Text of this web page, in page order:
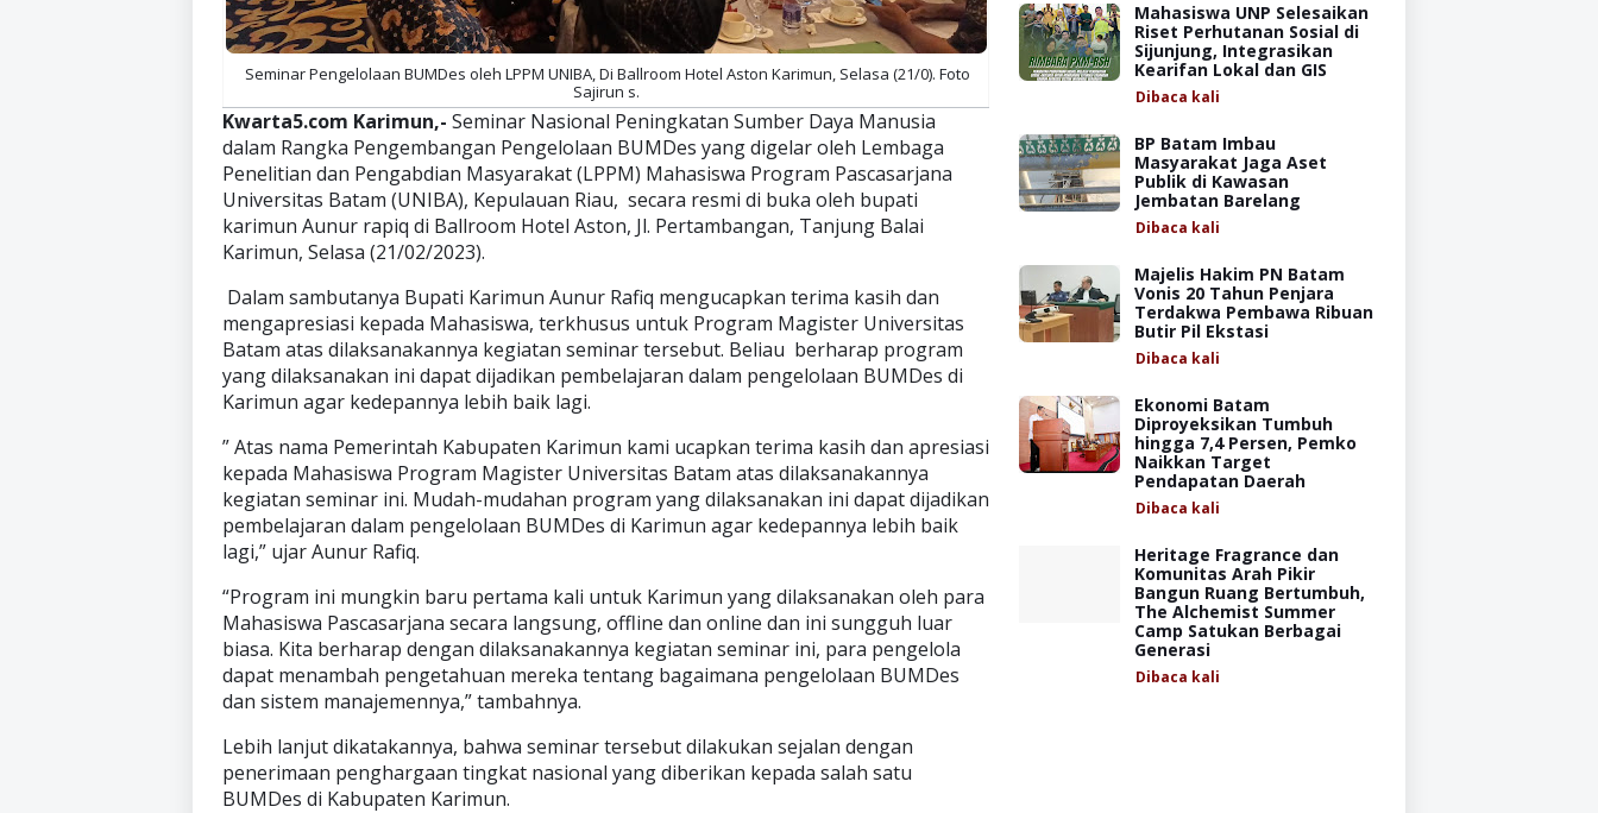
Seminar Pengelolaan BUMDes oleh LPPM UNIBA, Di Ballroom Hotel Aston Karimun, Selasa (21/0). Foto
Sajirun s.
Kwarta5.com Karimun,- Seminar Nasional Peningkatan Sumber Daya Manusia
dalam Rangka Pengembangan Pengelolaan BUMDes yang digelar oleh Lembaga
Penelitian dan Pengabdian Masyarakat (LPPM) Mahasiswa Program Pascasarjana
Universitas Batam (UNIBA), Kepulauan Riau, secara resmi di buka oleh bupati
karimun Aunur rapiq di Ballroom Hotel Aston, Jl. Pertambangan, Tanjung Balai
Karimun, Selasa (21/02/2023).
Dalam sambutanya Bupati Karimun Aunur Rafiq mengucapkan terima kasih dan
mengapresiasi kepada Mahasiswa, terkhusus untuk Program Magister Universitas
Batam atas dilaksanakannya kegiatan seminar tersebut. Beliau berharap program
yang dilaksanakan ini dapat dijadikan pembelajaran dalam pengelolaan BUMDes di
Karimun agar kedepannya lebih baik lagi.
” Atas nama Pemerintah Kabupaten Karimun kami ucapkan terima kasih dan apresiasi
kepada Mahasiswa Program Magister Universitas Batam atas dilaksanakannya
kegiatan seminar ini. Mudah-mudahan program yang dilaksanakan ini dapat dijadikan
pembelajaran dalam pengelolaan BUMDes di Karimun agar kedepannya lebih baik
lagi,” ujar Aunur Rafiq.
“Program ini mungkin baru pertama kali untuk Karimun yang dilaksanakan oleh para
Mahasiswa Pascasarjana secara langsung, offline dan online dan ini sungguh luar
biasa. Kita berharap dengan dilaksanakannya kegiatan seminar ini, para pengelola
dapat menambah pengetahuan mereka tentang bagaimana pengelolaan BUMDes
dan sistem manajemennya,” tambahnya.
Lebih lanjut dikatakannya, bahwa seminar tersebut dilakukan sejalan dengan
penerimaan penghargaan tingkat nasional yang diberikan kepada salah satu
BUMDes di Kabupaten Karimun.
Mahasiswa UNP Selesaikan
Riset Perhutanan Sosial di
Sijunjung, Integrasikan
Kearifan Lokal dan GIS
Dibaca kali
BP Batam Imbau
Masyarakat Jaga Aset
Publik di Kawasan
Jembatan Barelang
Dibaca kali
Majelis Hakim PN Batam
Vonis 20 Tahun Penjara
Terdakwa Pembawa Ribuan
Butir Pil Ekstasi
Dibaca kali
Ekonomi Batam
Diproyeksikan Tumbuh
hingga 7,4 Persen, Pemko
Naikkan Target
Pendapatan Daerah
Dibaca kali
Heritage Fragrance dan
Komunitas Arah Pikir
Bangun Ruang Bertumbuh,
The Alchemist Summer
Camp Satukan Berbagai
Generasi
Dibaca kali